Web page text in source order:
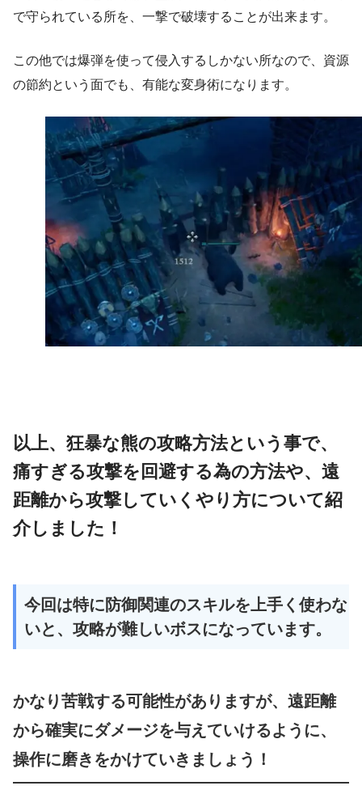
で守られている所を、一撃で破壊することが出来ます。
この他では爆弾を使って侵入するしかない所なので、資源
の節約という面でも、有能な変身術になります。
以上、狂暴な熊の攻略方法という事で、
痛すぎる攻撃を回避する為の方法や、遠
距離から攻撃していくやり方について紹
介しました！
今回は特に防御関連のスキルを上手く使わな
いと、攻略が難しいボスになっています。
かなり苦戦する可能性がありますが、遠距離
から確実にダメージを与えていけるように、
操作に磨きをかけていきましょう！